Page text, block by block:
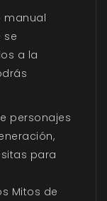
manual
se
a la
personajes
para
Mitos de